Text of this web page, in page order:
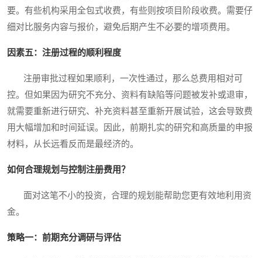
要。有些机构采用全包式收费，有些则按项目阶段收费。需要仔
细对比服务内容与报价，避免后期产生不必要的增项费用。
因素五：注册过程的顺利程度
注册审批过程如果顺利，一次性通过，那么总费用相对可
控。但如果因为研究不充分、资料有缺陷等问题被发补或退审，
就需要重新进行研究、补充资料甚至重新开展试验，这会导致费
用大幅增加和时间延误。因此，前期扎实的研究和高质量的申报
材料，从长远看反而是最经济的。
如何合理规划与控制注册费用？
面对这笔不小的投资，合理的规划能帮助您更有效地利用资
金。
策略一：前期充分调研与评估